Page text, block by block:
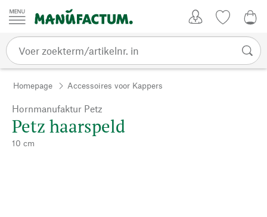
Passer au contenu
Homepage Accessoires voor Kappers
Hornmanufaktur Petz
Petz haarspeld
10 cm